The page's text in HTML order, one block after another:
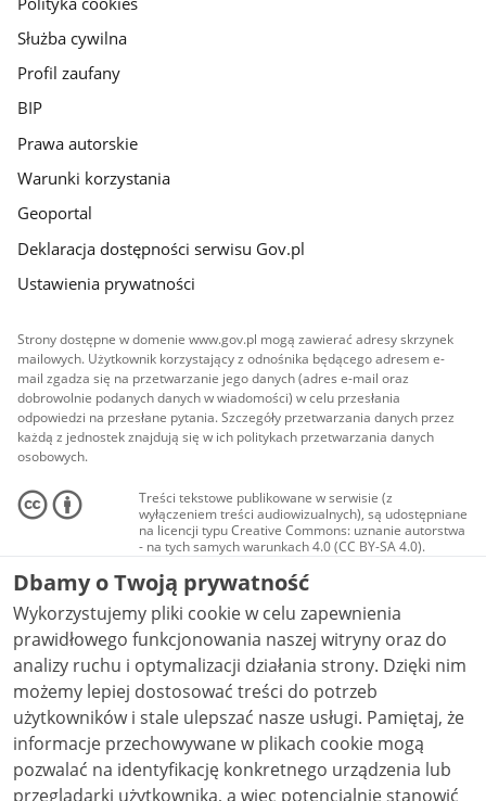
Służba cywilna
Profil zaufany
BIP
Prawa autorskie
Warunki korzystania
Geoportal
Deklaracja dostępności serwisu Gov.pl
Ustawienia prywatności
Strony dostępne w domenie www.gov.pl mogą zawierać adresy skrzynek
mailowych. Użytkownik korzystający z odnośnika będącego adresem e-
mail zgadza się na przetwarzanie jego danych (adres e-mail oraz
dobrowolnie podanych danych w wiadomości) w celu przesłania
odpowiedzi na przesłane pytania. Szczegóły przetwarzania danych przez
każdą z jednostek znajdują się w ich politykach przetwarzania danych
osobowych.
Treści tekstowe publikowane w serwisie (z
wyłączeniem treści audiowizualnych), są udostępniane
na licencji typu Creative Commons: uznanie autorstwa
- na tych samych warunkach 4.0 (CC BY-SA 4.0).
Materiały audiowizualne, w tym zdjęcia, materiały
audio i wideo, są udostępniane na licencji typu
Creative Commons: uznanie autorstwa użycie
niekomercyjne - bez utworów zależnych 4.0 (CC BY-
NC-ND 4.0), o ile nie jest to stwierdzone inaczej.
Dbamy o Twoją prywatność
Wykorzystujemy pliki cookie w celu zapewnienia
prawidłowego funkcjonowania naszej witryny oraz do
analizy ruchu i optymalizacji działania strony. Dzięki nim
możemy lepiej dostosować treści do potrzeb
użytkowników i stale ulepszać nasze usługi. Pamiętaj, że
informacje przechowywane w plikach cookie mogą
pozwalać na identyfikację konkretnego urządzenia lub
przeglądarki użytkownika, a więc potencjalnie stanowić